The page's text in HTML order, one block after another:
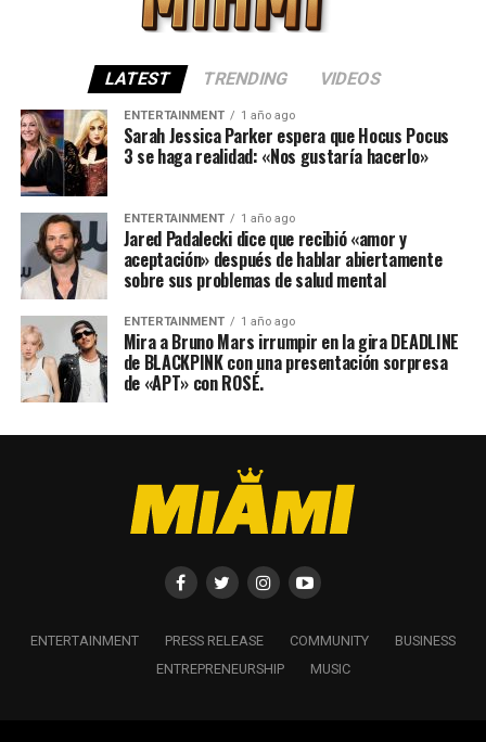
LATEST TRENDING VIDEOS
ENTERTAINMENT 1 año ago
Sarah Jessica Parker espera que Hocus Pocus
3 se haga realidad: «Nos gustaría hacerlo»
ENTERTAINMENT 1 año ago
Jared Padalecki dice que recibió «amor y
aceptación» después de hablar abiertamente
sobre sus problemas de salud mental
ENTERTAINMENT 1 año ago
Mira a Bruno Mars irrumpir en la gira DEADLINE
de BLACKPINK con una presentación sorpresa
de «APT» con ROSÉ.
ENTERTAINMENT PRESS RELEASE COMMUNITY
BUSINESS
ENTREPRENEURSHIP
MUSIC